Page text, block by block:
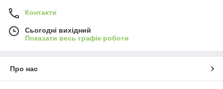
Контакти
Сьогодні вихідний
Показати весь графік роботи
Про нас